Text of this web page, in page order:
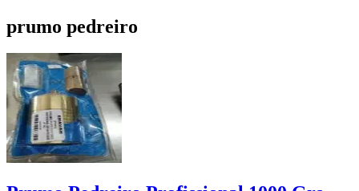
prumo pedreiro